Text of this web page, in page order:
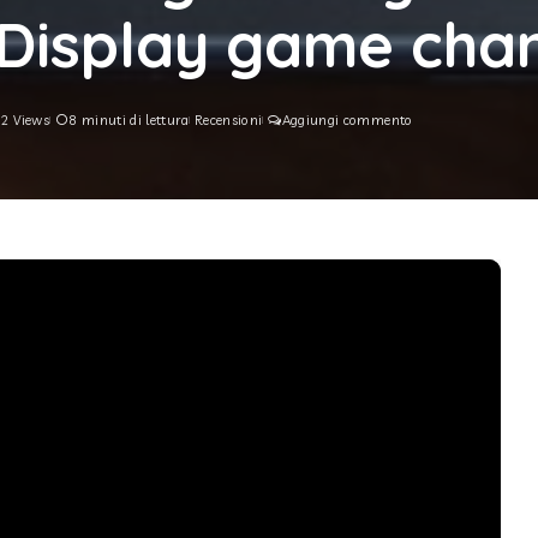
game
Views 8 minuti di lettura Recensioni
Aggiungi commento